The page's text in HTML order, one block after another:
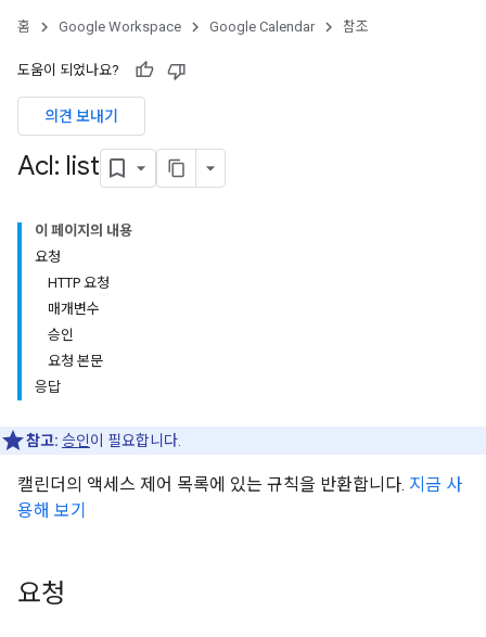
홈 Google Workspace Google Calendar 참조
도움이 되었나요?
의견 보내기
Acl: list
이 페이지의 내용
요청
HTTP 요청
매개변수
승인
요청 본문
응답
참고: 승인이 필요합니다.
캘린더의 액세스 제어 목록에 있는 규칙을 반환합니다. 지금 사
용해 보기
요청